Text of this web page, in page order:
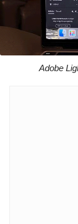
Adobe